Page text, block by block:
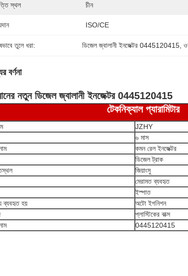
স্থল চীন
ISO/CE
তুলে ধরা: ডিজেল জ্বালানী ইনজেক্টর 0445120415 ,
বর্ণনা
নতুন ডিজেল জ্বালানী ইনজেক্টর 0445120415
টেকনিক্যাল প্যারামিটার
JZHY
৬ মাস
কমন রেল ইনজেক্টর
ডিজেল ট্রাক
জিয়াংসু
মেরামত ব্যবহৃত
ইস্পাত
ব্যবহৃত হয়
অটো ইগনিশন
প্লাস্টিকের বাক্স
0445120415